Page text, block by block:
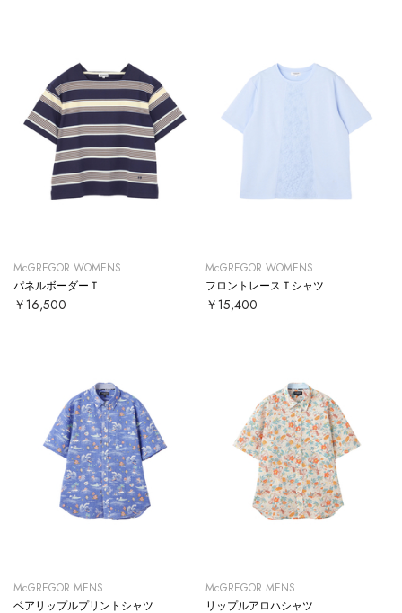
McGREGOR WOMENS
パネルボーダーＴ
￥16,500
McGREGOR WOMENS
フロントレースＴシャツ
￥15,400
McGREGOR MENS
ベアリップルプリントシャツ
McGREGOR MENS
リップルアロハシャツ